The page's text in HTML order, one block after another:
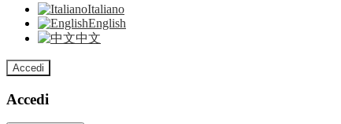
Italiano
English
中文
Accedi
Accedi